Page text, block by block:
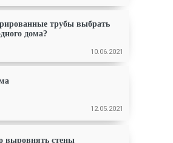
трубы выбрать
дома?
10.06.2021
12.05.2021
выровнять стены